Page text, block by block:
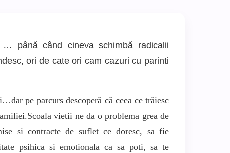
… până când cineva schimbă radicalii
ori de cate ori cam cazuri cu parinti
pe parcurs descoperă că ceea ce trăiesc
vietii ne da o problema grea de
si contracte de suflet ce doresc, sa fie
psihica si emotionala ca sa poti, sa te